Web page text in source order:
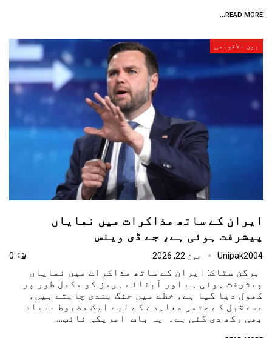
READ MORE...
بین الاقوامی
ایران کے ساتھ مذاکرات میں نمایاں
پیشرفت ہوئی ہے، جے ڈی وینس
Unipak2004 جون 22, 2026
برگن سٹاک: ایران کے ساتھ مذاکرات میں نمایاں
پیشرفت ہوئی ہے اور آبنائے ہرمز کو مکمل طور پر
کھول دیا گیا ہے، خطے میں جنگ بندی چاہتے ہیں،
مستقبل کے حتمی معاہدے کے لیے ایک مضبوط بنیاد
بھی رکھ دی گئی ہے۔ یہ بات امریکی نائب…